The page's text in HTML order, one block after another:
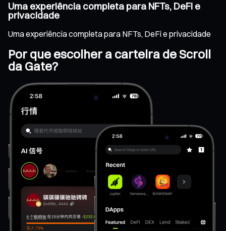
Uma experiência completa para NFTs, DeFi e
privacidade
Uma experiência completa para NFTs, DeFi e privacidade
Por que escolher a carteira de Scroll
da Gate?